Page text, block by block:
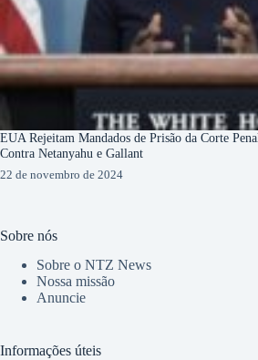
EUA Rejeitam Mandados de Prisão da Corte
Contra Netanyahu e Gallant
22 de novembro de 2024
Sobre nós
Sobre o NTZ News
Nossa missão
Anuncie
Informações úteis